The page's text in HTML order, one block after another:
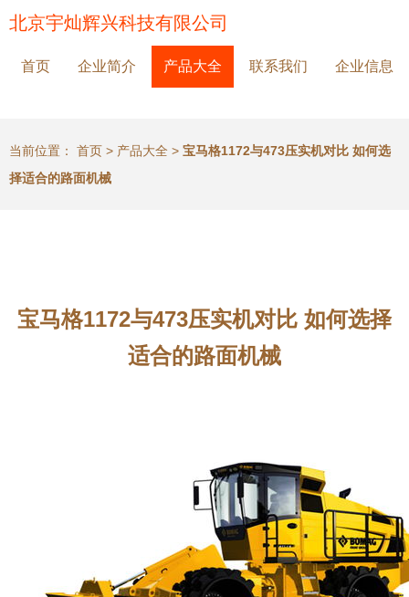
北京宇灿辉兴科技有限公司
首页 企业简介 产品大全 联系我们 企业信息
当前位置： 首页 > 产品大全 > 宝马格1172与473压实机对比 如何选
择适合的路面机械
宝马格1172与473压实机对比 如何选择
适合的路面机械